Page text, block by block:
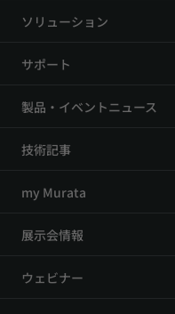
ソリューション
サポート
製品・イベントニュース
技術記事
my Murata
展示会情報
ウェビナー